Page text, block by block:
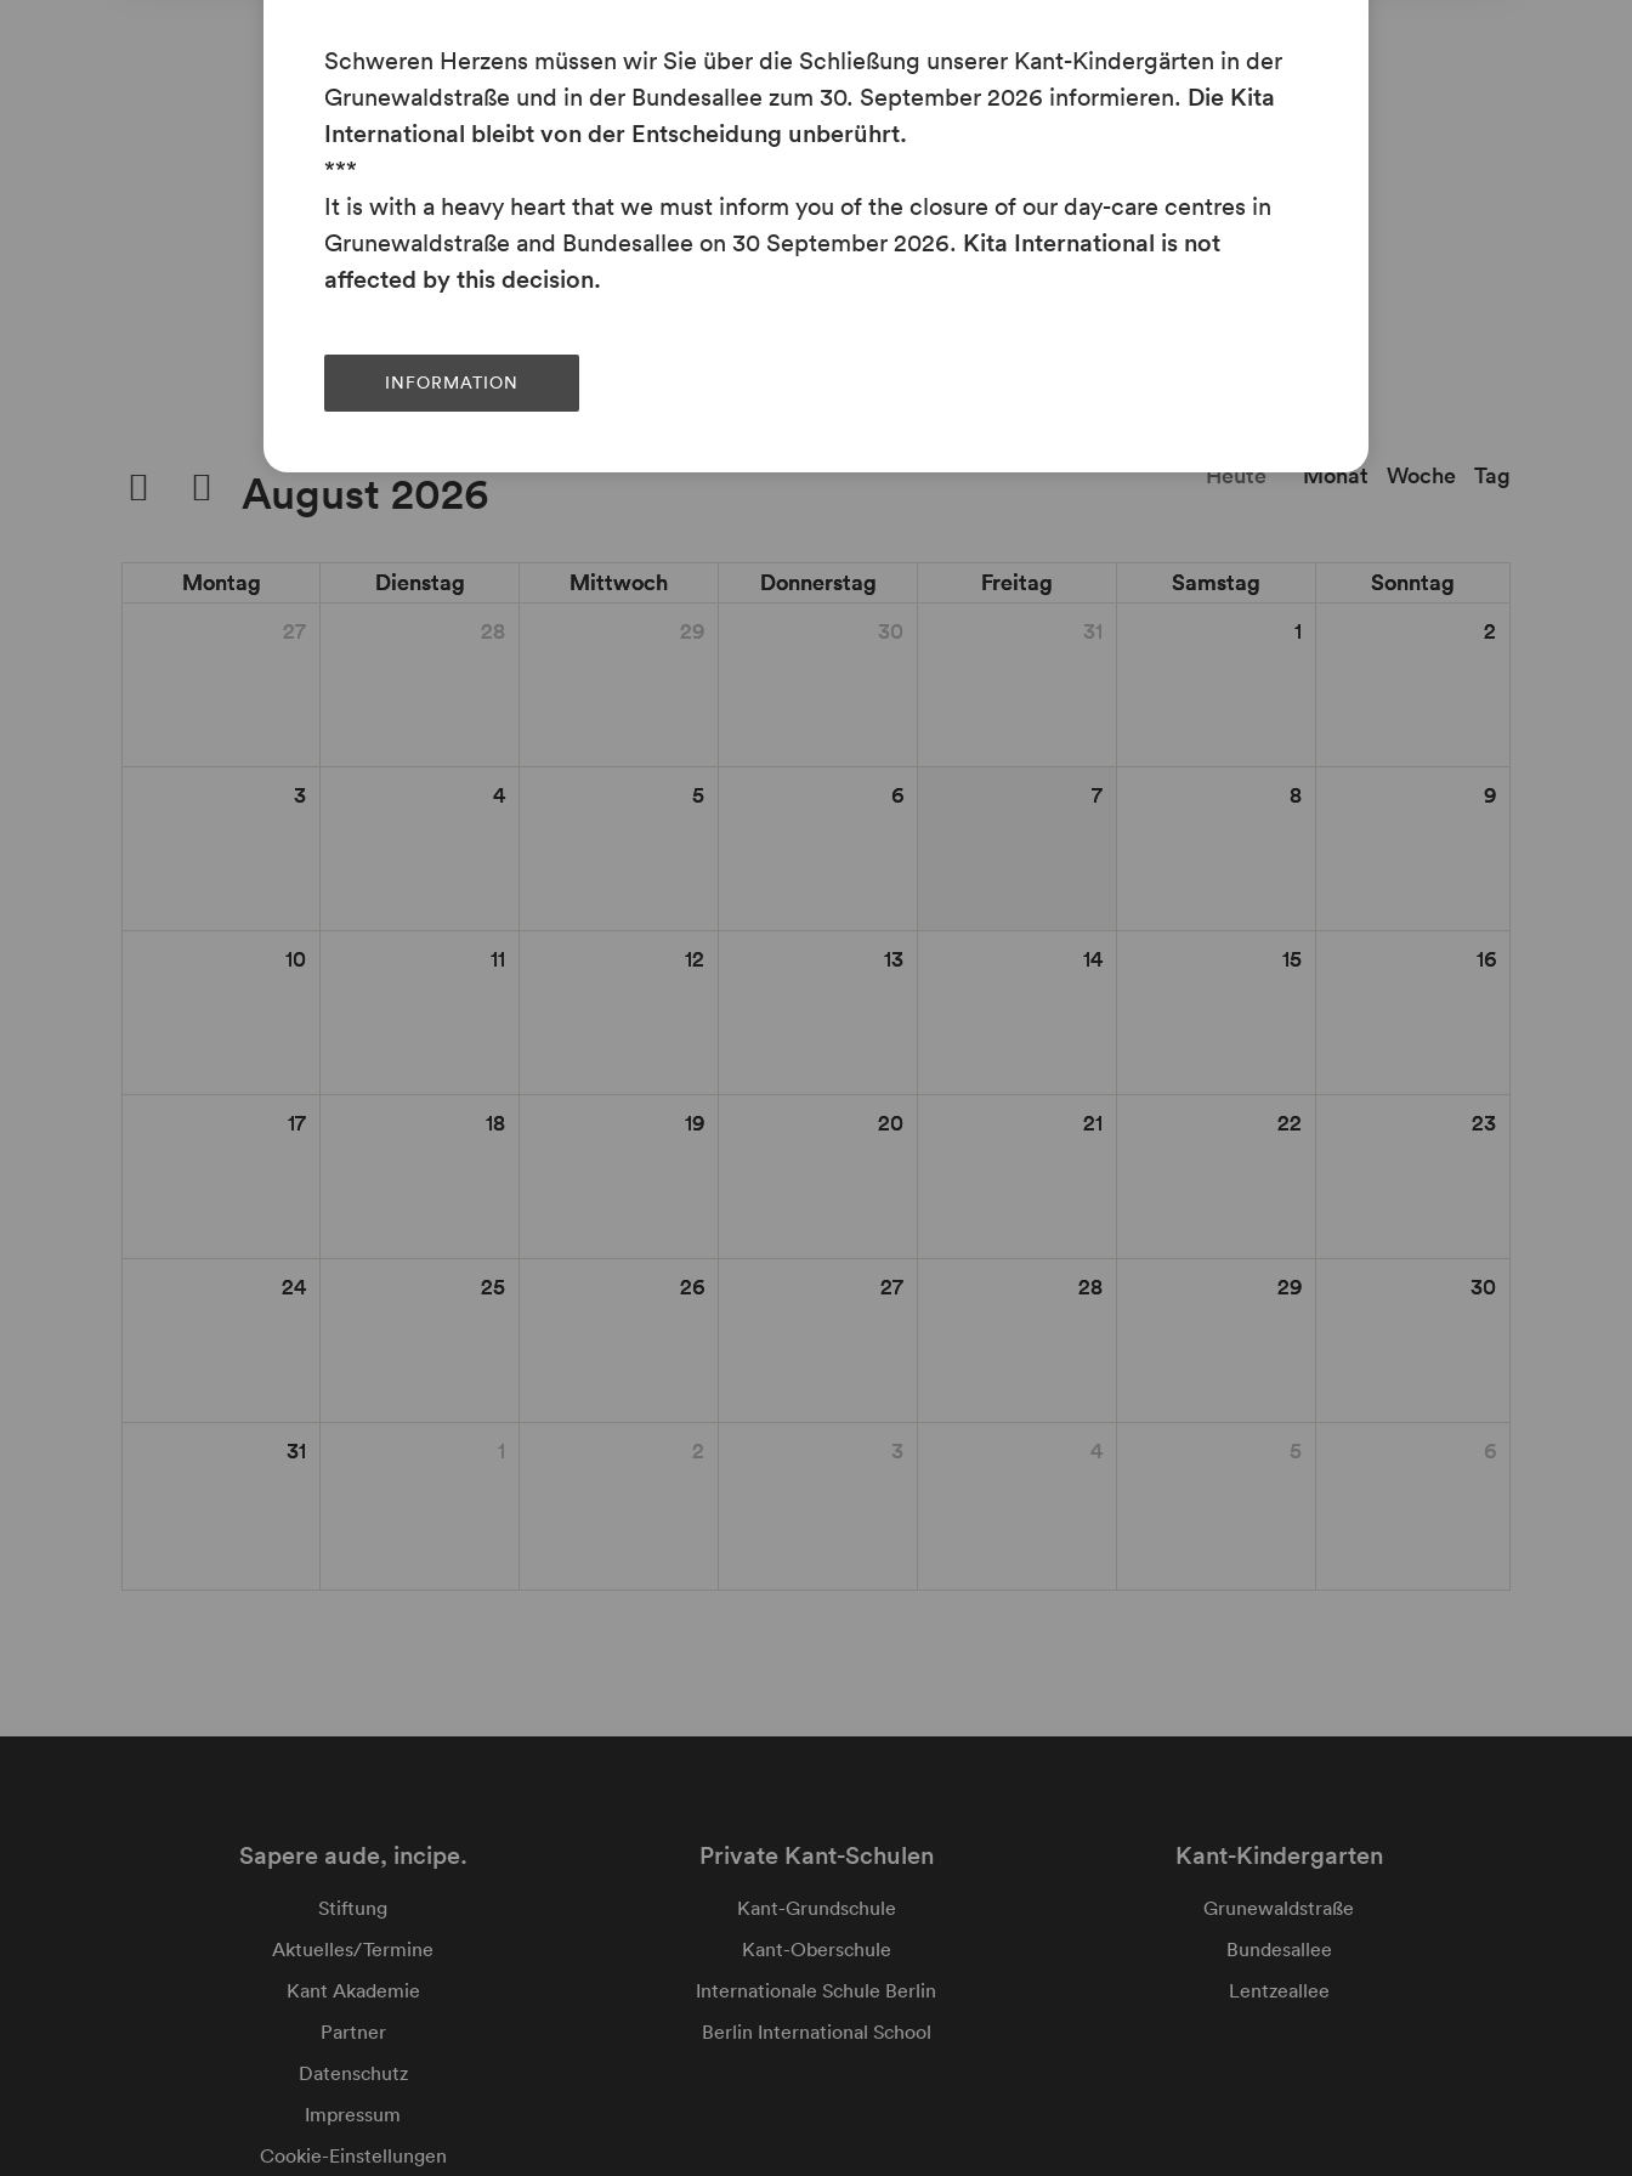
MEHR ANZEIGEN
August 2026 Heute Monat Woche Tag
Montag Dienstag Mittwoch Donnerstag Freitag Samstag
Sonntag
27
28 29 30 31 1 2
3 4 5 6 7 8 9
10 11 12 13 14 15 16
17 18 19 20 21 22 23
24 25 26 27 28 29 30
31 1 2 3 4 5 6
Sapere aude, incipe.
Stiftung
Aktuelles/Termine
Kant Akademie
Partner
Datenschutz
Impressum
Cookie-Einstellungen
Private Kant-Schulen
Kant-Grundschule
Kant-Oberschule
Internationale Schule Berlin
Berlin International School
Kant-Kindergarten
Grunewaldstraße
Bundesallee
Lentzeallee
Schweren Herzens müssen wir Sie über die Schließung unserer Kant-Kindergärten in der
Grunewaldstraße und in der Bundesallee zum 30. September 2026 informieren. Die Kita
International bleibt von der Entscheidung unberührt.
***
It is with a heavy heart that we must inform you of the closure of our day-care centres in
Grunewaldstraße and Bundesallee on 30 September 2026. Kita International is not
affected by this decision.
INFORMATION